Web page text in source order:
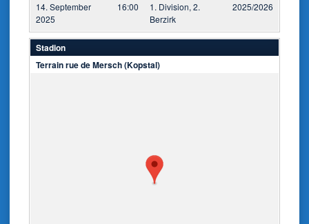
14. September
2025
16:00
1. Division, 2.
Berzirk
2025/2026
Stadion
Terrain rue de Mersch (Kopstal)